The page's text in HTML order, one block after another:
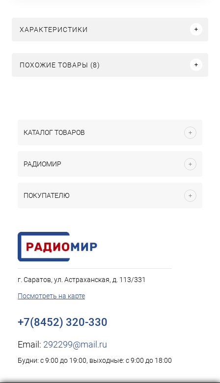
ХАРАКТЕРИСТИКИ
ПОХОЖИЕ ТОВАРЫ (8)
КАТАЛОГ ТОВАРОВ
РАДИОМИР
ПОКУПАТЕЛЮ
г. Саратов, ул. Астраханская, д. 113/331
Посмотреть на карте
+7(8452) 320-330
Email: 292299@mail.ru
Будни: с 9:00 до 19:00, выходные: с 9:00 до 18:00